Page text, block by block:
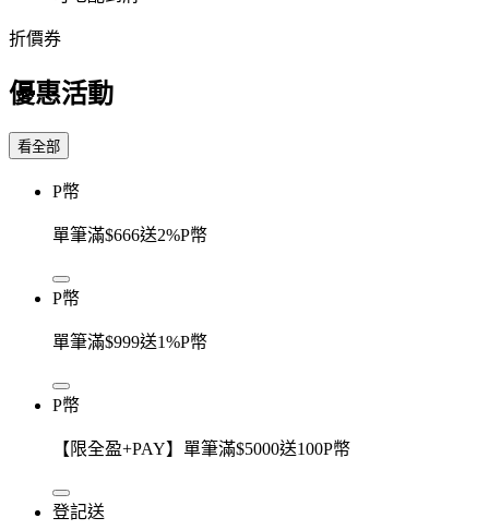
折價券
優惠活動
看全部
P幣
單筆滿$666送2%P幣
P幣
單筆滿$999送1%P幣
P幣
【限全盈+PAY】單筆滿$5000送100P幣
登記送